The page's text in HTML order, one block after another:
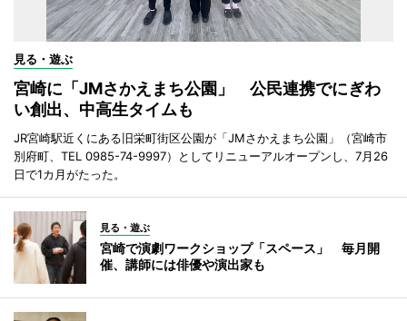
見る・遊ぶ
宮崎に「JMさかえまち公園」 公民連携でにぎわ
い創出、中高生タイムも
JR宮崎駅近くにある旧栄町街区公園が「JMさかえまち公園」（宮崎市
別府町、TEL 0985-74-9997）としてリニューアルオープンし、7月26
日で1カ月がたった。
見る・遊ぶ
宮崎で演劇ワークショップ「スペース」 毎月開
催、講師には俳優や演出家も